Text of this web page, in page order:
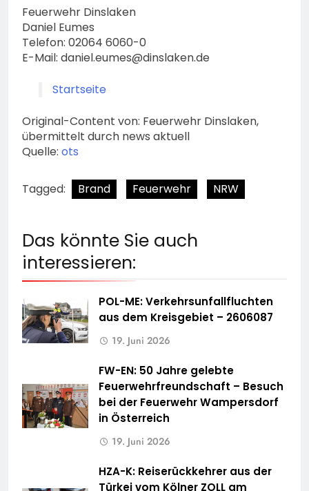
Feuerwehr Dinslaken
Daniel Eumes
Telefon: 02064 6060-0
E-Mail: daniel.eumes@dinslaken.de
Startseite
Original-Content von: Feuerwehr Dinslaken,
übermittelt durch news aktuell
Quelle: ots
Tagged: Brand Feuerwehr NRW
Das könnte Sie auch
interessieren:
POL-ME: Verkehrsunfallfluchten
aus dem Kreisgebiet – 2606087
19. Juni 2026
FW-EN: 50 Jahre gelebte
Feuerwehrfreundschaft – Besuch
bei der Feuerwehr Wampersdorf
in Österreich
19. Juni 2026
HZA-K: Reiserückkehrer aus der
Türkei vom Kölner ZOLL am